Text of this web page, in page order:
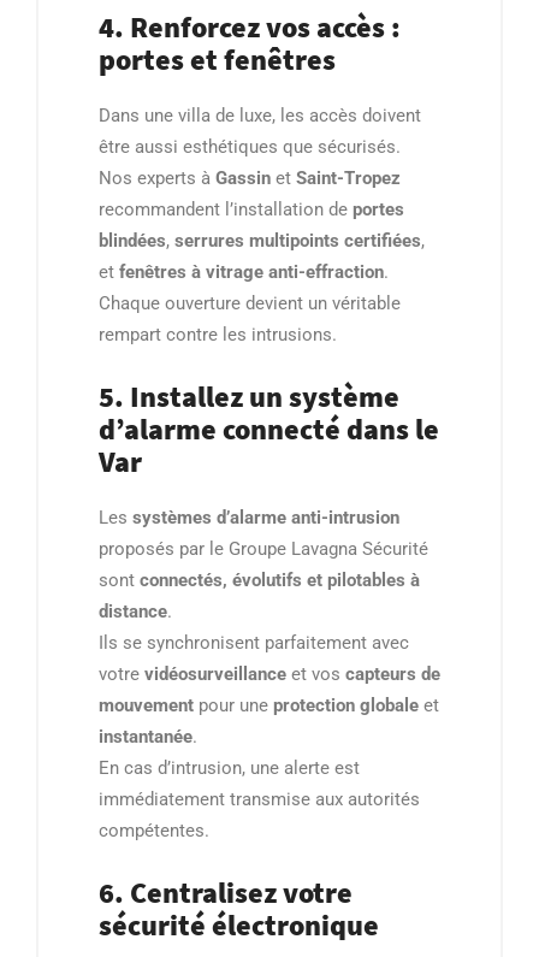
4. Renforcez vos accès :
portes et fenêtres
Dans une villa de luxe, les accès doivent
être aussi esthétiques que sécurisés.
Nos experts à Gassin et Saint-Tropez
recommandent l’installation de portes
blindées, serrures multipoints certifiées,
et fenêtres à vitrage anti-effraction.
Chaque ouverture devient un véritable
rempart contre les intrusions.
5. Installez un système
d’alarme connecté dans le
Var
Les systèmes d’alarme anti-intrusion
proposés par le Groupe Lavagna Sécurité
sont connectés, évolutifs et pilotables à
distance.
Ils se synchronisent parfaitement avec
votre vidéosurveillance et vos capteurs de
mouvement pour une protection globale et
instantanée.
En cas d’intrusion, une alerte est
immédiatement transmise aux autorités
compétentes.
6. Centralisez votre
sécurité électronique